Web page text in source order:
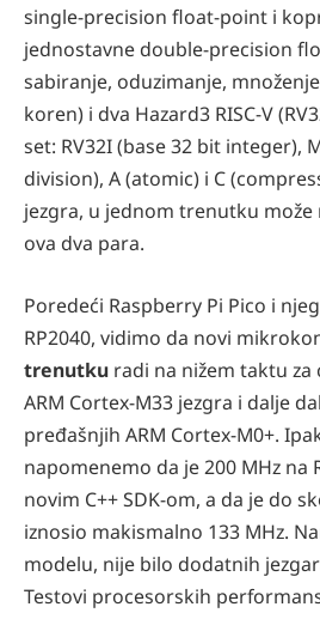
single-precision float-point i
jednostavne double-precision
sabiranje, oduzimanje,
koren) i dva Hazard3 RISC-V
set: RV32I (base 32 bit integer),
division), A (atomic) i C
jezgra, u jednom trenutku
ova dva para.
Poredeći Raspberry Pi Pico i
RP2040, vidimo da novi
trenutku radi na nižem taktu za
ARM Cortex-M33 jezgra i dalje
pređašnjih ARM Cortex-M0+.
napomenemo da je 200 MHz na
novim C++ SDK-om, a da je do
iznosio makismalno 133 MHz.
modelu, nije bilo dodatnih
Testovi procesorskih